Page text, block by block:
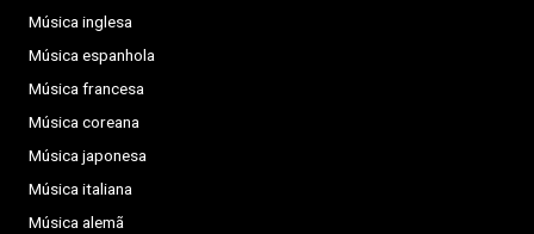
Música inglesa
Música espanhola
Música francesa
Música coreana
Música japonesa
Música italiana
Música alemã